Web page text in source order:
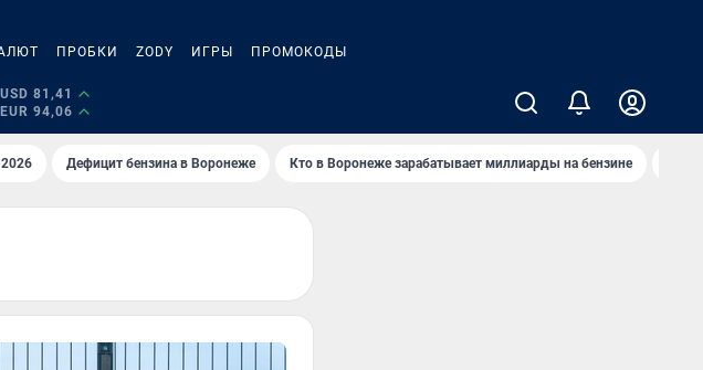
ПРОБКИ ZODY ИГРЫ ПРОМОКОДЫ
USD 81,41
EUR 94,06
Дефицит бензина в Воронеже Кто в Воронеже зарабатывает миллиарды на бензине